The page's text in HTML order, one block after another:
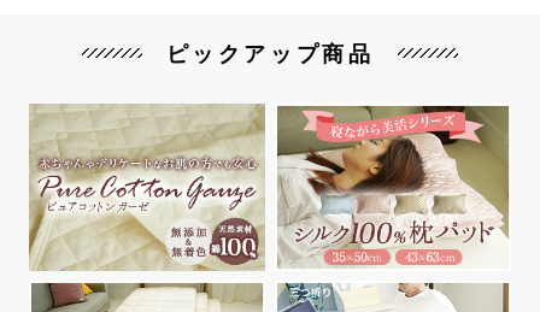
ピックアップ商品